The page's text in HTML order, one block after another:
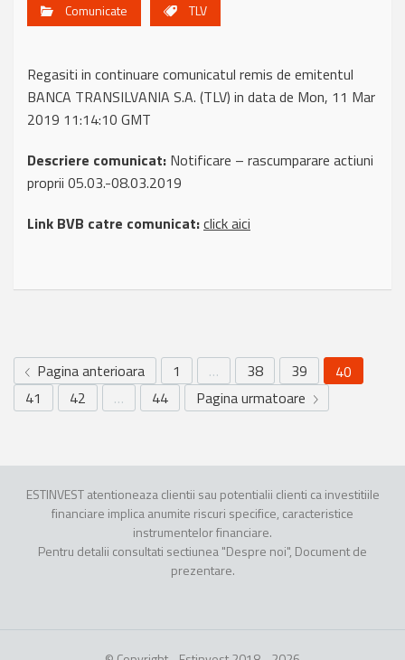
Comunicate TLV
Regasiti in continuare comunicatul remis de emitentul
BANCA TRANSILVANIA S.A. (TLV) in data de Mon, 11 Mar
2019 11:14:10 GMT
Descriere comunicat: Notificare – rascumparare actiuni
proprii 05.03.-08.03.2019
Link BVB catre comunicat:click aici
Pagina anterioara 1 … 38 39
40
41
42 … 44 Pagina urmatoare
ESTINVEST atentioneaza clientii sau potentialii clienti ca investitiile
financiare implica anumite riscuri specifice, caracteristice
instrumentelor financiare.
Pentru detalii consultati sectiunea "Despre noi", Document de
prezentare.